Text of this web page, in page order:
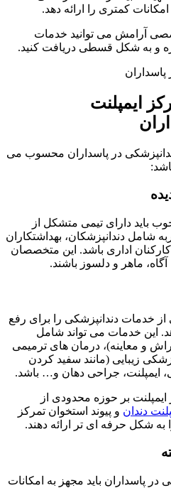
کمتری را ارائه دهد.
آرامش می توانید خدمات
و به شکل قسطی دریافت کنید.
ایمپلنت
در پاسداران محسوب می
باید دارای تیمی متشکل از
شامل دندانپزشکان، بهداشتکاران
اداری باشد. این متخصصان
آگاه، ماهر و دلسوز باشند.
خدمات دندانپزشکی را برای رفع
این خدمات می تواند شامل
و معاینه)، درمان های ترمیمی
زیبایی (مانند سفید کردن
ایمپلنت، جراحی دهان و… باشد.
بر حوزه محدودی از
دندان و پیوند استخوان تمرکز
به شکل حرفه ای تر ارائه دهند.
در پاسداران باید مجهز به امکانات